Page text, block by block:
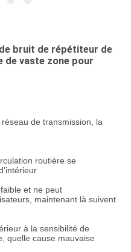
bruit de répétiteur de
de vaste zone pour
de transmission, la
routière se
et ne peut
maintenant là suivent
à la sensibilité de
quelle cause mauvaise